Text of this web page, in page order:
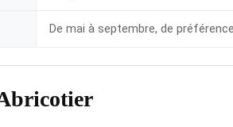
De mai à septembre, de